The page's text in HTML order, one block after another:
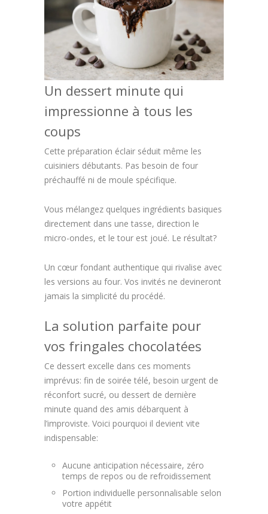
Un dessert minute qui
impressionne à tous les
coups
Cette préparation éclair séduit même les
cuisiniers débutants. Pas besoin de four
préchauffé ni de moule spécifique.
Vous mélangez quelques ingrédients basiques
directement dans une tasse, direction le
micro-ondes, et le tour est joué. Le résultat?
Un cœur fondant authentique qui rivalise avec
les versions au four. Vos invités ne devineront
jamais la simplicité du procédé.
La solution parfaite pour
vos fringales chocolatées
Ce dessert excelle dans ces moments
imprévus: fin de soirée télé, besoin urgent de
réconfort sucré, ou dessert de dernière
minute quand des amis débarquent à
l’improviste. Voici pourquoi il devient vite
indispensable:
Aucune anticipation nécessaire, zéro
temps de repos ou de refroidissement
Portion individuelle personnalisable selon
votre appétit